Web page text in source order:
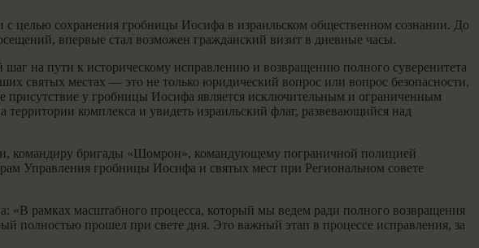
целью сохранения гробницы Иосифа в израильском общественном сознании. До
впервые стал возможен гражданский визит в дневные часы.
на пути к историческому исправлению и возвращению полного суверенитета
святых местах — это не только юридический вопрос или вопрос безопасности,
присутствие у гробницы Иосифа является исключительным и ограниченным
комплекса и увидеть израильский флаг, развевающийся над
командиру бригады «Шомрон», командующему пограничной полицией
Управления гробницы Иосифа и святых мест при Региональном совете
«В рамках масштабного процесса, который мы ведем ради полного возвращения
полностью прошел при свете дня. Это важный этап в процессе исправления, за